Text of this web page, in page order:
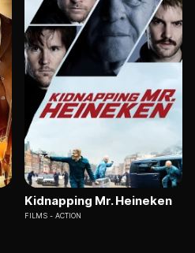
Kidnapping Mr. Heineken
FILMS ACTION